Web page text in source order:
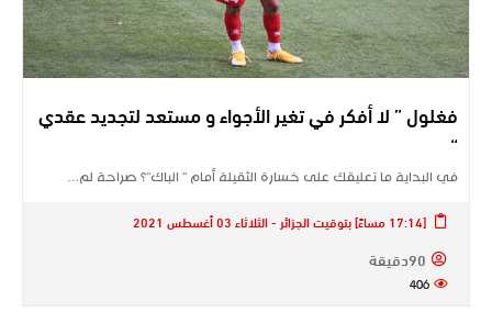
فغلول ” لا أفكر في تغير الأجواء و مستعد لتجديد عقدي
“
في البداية ما تعليقك على خسارة الثقيلة أمام ” الباك”؟ صراحة لم…
[17:14 مساءً] بتوقيت الجزائر - الثلاثاء 03 أغسطس 2021
90دقيقة
406